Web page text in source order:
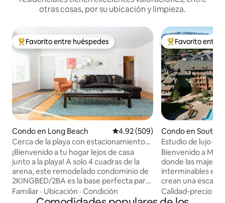
otras cosas, por su ubicación y limpieza.
Favorito entre huéspedes preferido
Favorito entre huéspedes
Condo en Long Beach Calificación promedio: 4.92 de
4.92 (509)
Cerca de la playa con estacionamiento
de 2 dormitorios (TAMAÑO KING)/2
baños
¡Bienvenido a tu hogar lejos de casa
junto a la playa! A solo 4 cuadras de la
arena, este remodelado condominio de
2KINGBED/2BA es la base perfecta para
una escapada costera relajante. Amplio
y familiar, cuenta con unidades de aire
Familiar · Ubicación · Condición
Favorito entre
Favorito entre
Condo en South
e
Estudio de lujo
Lodge
Bienvenido a
donde las
interminables
crean una
el año.
corazón de la
Calidad-precio